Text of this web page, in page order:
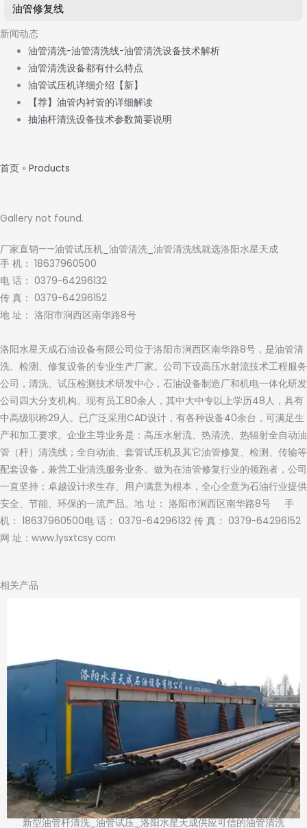
油管修复线
新闻动态
油管清洗-油管清洗线-油管清洗设备技术解析
油管清洗设备都有什么特点
油管试压机详细介绍【新】
【荐】油管内衬管的详细解读
抽油杆清洗设备技术参数简要说明
首页 » Products
Gallery not found.
厂家直销——油管试压机_油管清洗_油管清洗线就选洛阳水星天成
手 机： 18637960500
电 话： 0379-64296132
传 真： 0379-64296152
地 址： 洛阳市涧西区南华路8号
洛阳水星天成石油设备有限公司位于洛阳市涧西区南华路8号，是油管清
洗、检测、修复设备的专业生产厂家。公司下设高压水射流技术工程服务
公司，清洗、试压检测技术研发中心，石油设备制造厂和机电一体化研发
公司四大分支机构。现有员工80余人，其中大中专以上学历48人，具有
中高级职称29人。已广泛采用CAD设计，有各种设备40余台，可满足生
产和加工要求。企业主导业务是：高压水射流、热清洗、热辐射全自动油
管（杆）清洗线；全自动油、套管试压机及其它油管修复、检测、传输等
配套设备，兼营工业清洗服务业务。做为在油管修复行业的领跑者，公司
一直坚持：卓越设计求生存、用户满意为根本，全心全意为石油行业提供
安全、节能、环保的一流产品。地 址： 洛阳市涧西区南华路8号 手
机： 18637960500电 话： 0379-64296132 传 真： 0379-64296152
网 址：www.lysxtcsy.com
相关产品
新型油管杆清洗_油管试压_洛阳水星天成供应可信的油管清洗